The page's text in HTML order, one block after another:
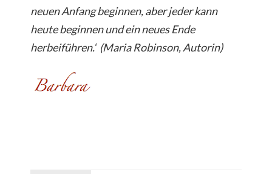
neuen Anfang beginnen, aber jeder kann
heute beginnen und ein neues Ende
herbeiführen.‘ (Maria Robinson, Autorin)